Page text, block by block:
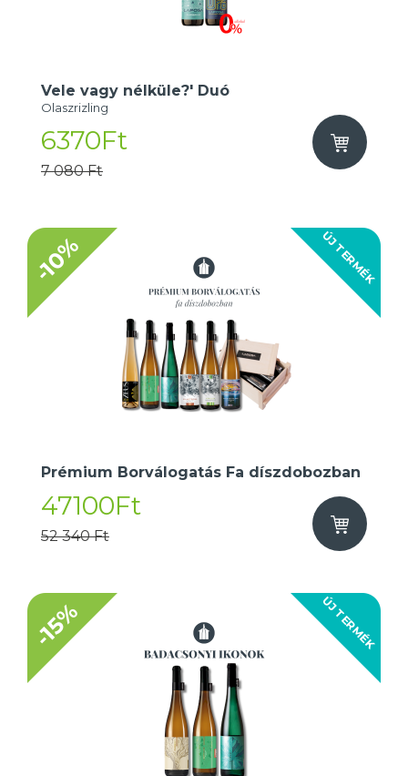
Vele vagy nélküle?' Duó
Olaszrizling
6370Ft
7 080 Ft
ÚJ TERMÉK
-10%
Prémium Borválogatás Fa díszdobozban
47100Ft
52 340 Ft
ÚJ TERMÉK
-15%